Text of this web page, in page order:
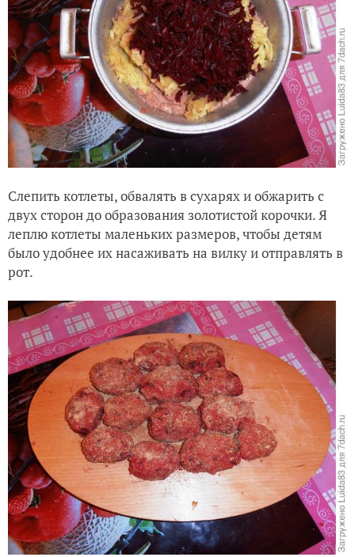
Слепить котлеты, обвалять в сухарях и обжарить с
двух сторон до образования золотистой корочки. Я
леплю котлеты маленьких размеров, чтобы детям
было удобнее их насаживать на вилку и отправлять в
рот.